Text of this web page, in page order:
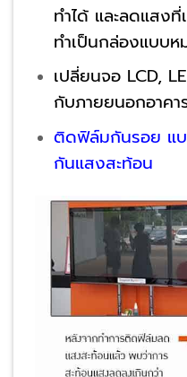
ทำได้ และลดแสง
ทำเป็นกล่องแบบ
เปลี่ยนจอ LCD,
กับภายยนอกอาคา
ติดฟิล์มกันรอย แ
กันแสงสะท้อน